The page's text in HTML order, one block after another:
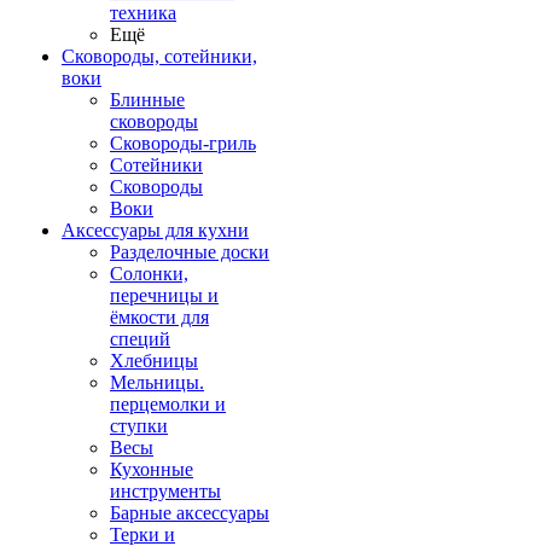
техника
Ещё
Сковороды, сотейники,
воки
Блинные
сковороды
Сковороды-гриль
Сотейники
Сковороды
Воки
Аксессуары для кухни
Разделочные доски
Солонки,
перечницы и
ёмкости для
специй
Хлебницы
Мельницы.
перцемолки и
ступки
Весы
Кухонные
инструменты
Барные аксессуары
Терки и